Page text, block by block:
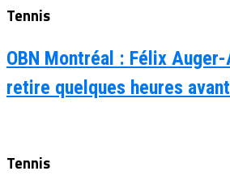
Tennis
OBN Montréal : Félix
retire quelques heures
Tennis